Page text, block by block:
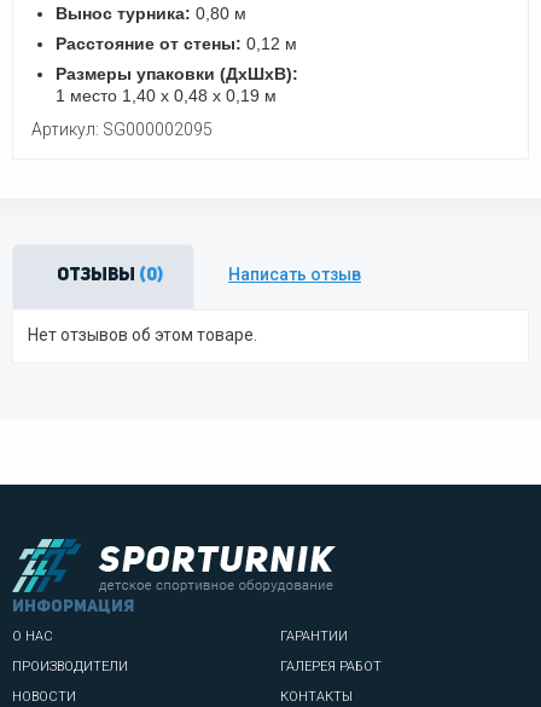
Вынос турника: 0,80 м
Расстояние от стены: 0,12 м
Размеры упаковки (ДхШхВ):
1 место 1,40 х 0,48 х 0,19 м
Артикул: SG000002095
Отзывы (0) Написать отзыв
Нет отзывов об этом товаре.
информация
О НАС
ПРОИЗВОДИТЕЛИ
НОВОСТИ
ГАРАНТИИ
ГАЛЕРЕЯ РАБОТ
КОНТАКТЫ